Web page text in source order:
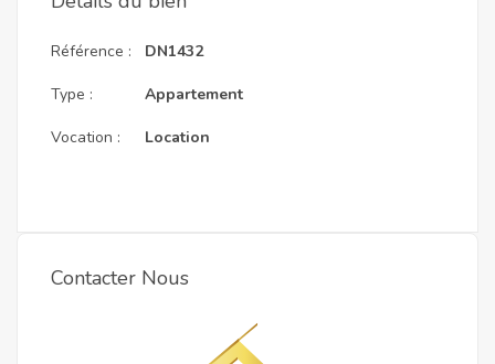
Référence :
Type :
Vocation :
DN1432
Appartement
Location
Contacter Nous